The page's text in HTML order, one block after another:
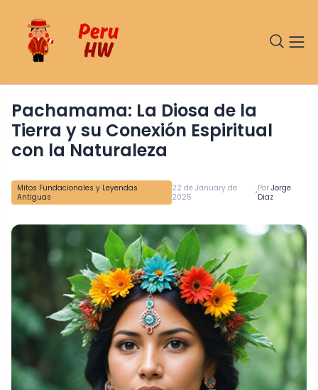
Mitos Fundacionales y Leyendas
Antiguas
22 de January de
2025
•PorJorge
Diaz
Pachamama: La Diosa de la
Tierra y su Conexión Espiritual
con la Naturaleza